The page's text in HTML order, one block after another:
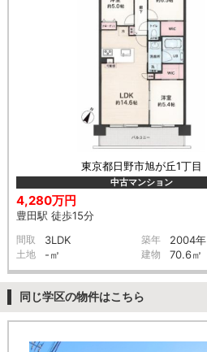
東京都日野市旭が丘1丁目
中古マンション
4,280万円
豊田駅 徒歩15分
間取 3LDK 築年 2004年
土地 -㎡ 建物 70.6㎡
同じ学区の物件はこちら